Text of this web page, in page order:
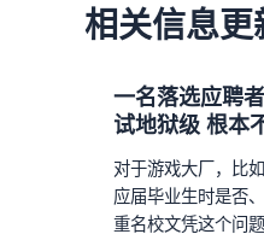
相关信息更
一名落选应聘
试地狱级 根本
对于游戏大厂，比
应届毕业生时是否
重名校文凭这个问